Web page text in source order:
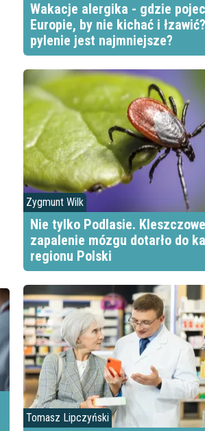
Wakacje alergika - gdzie
Europie, by nie kichać i
pylenie jest najmniejsze?
Zygmunt Wilk
Nie tylko Podlasie. Kleszczowe
zapalenie mózgu dotarło do
regionu Polski
Tomasz Lipczyński